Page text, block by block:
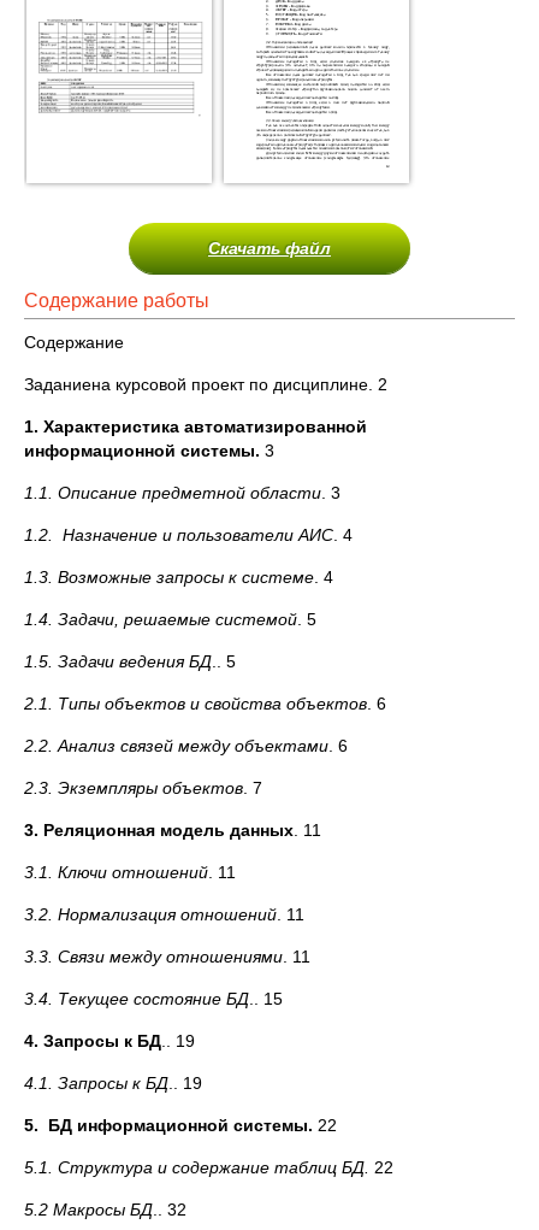
Скачать файл
Содержание работы
Содержание
Заданиена курсовой проект по дисциплине. 2
1. Характеристика автоматизированной
информационной системы. 3
1.1. Описание предметной области . 3
1.2. Назначение и пользователи АИС . 4
1.3. Возможные запросы к системе . 4
1.4. Задачи, решаемые системой . 5
1.5. Задачи ведения БД .. 5
2.1. Типы объектов и свойства объектов . 6
2.2. Анализ связей между объектами . 6
2.3. Экземпляры объектов . 7
3. Реляционная модель данных . 11
3.1. Ключи отношений . 11
3.2. Нормализация отношений . 11
3.3. Связи между отношениями . 11
3.4. Текущее состояние БД .. 15
4. Запросы к БД .. 19
4.1. Запросы к БД .. 19
5. БД информационной системы. 22
5.1. Структура и содержание таблиц БД. 22
5.2 Макросы БД .. 32